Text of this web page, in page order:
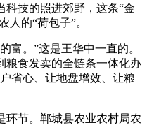
科技的照进郊野，这条“金
人的“荷包子”。
。”这是王华中一直的。
粮食发卖的全链条一体化办
省心、让地盘增效、让粮
节。郸城县农业农村局农